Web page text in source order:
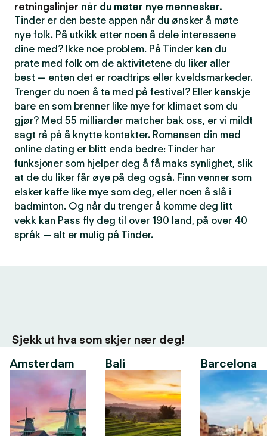
retningslinjer når du møter nye mennesker.
Tinder er den beste appen når du ønsker å møte
nye folk. På utkikk etter noen å dele interessene
dine med? Ikke noe problem. På Tinder kan du
prate med folk om de aktivitetene du liker aller
best — enten det er roadtrips eller kveldsmarkeder.
Trenger du noen å ta med på festival? Eller kanskje
bare en som brenner like mye for klimaet som du
gjør? Med 55 milliarder matcher bak oss, er vi mildt
sagt rå på å knytte kontakter. Romansen din med
online dating er blitt enda bedre: Tinder har
funksjoner som hjelper deg å få maks synlighet, slik
at de du liker får øye på deg også. Finn venner som
elsker kaffe like mye som deg, eller noen å slå i
badminton. Og når du trenger å komme deg litt
vekk kan Pass fly deg til over 190 land, på over 40
språk — alt er mulig på Tinder.
Sjekk ut hva som skjer nær deg!
Amsterdam
Bali Barcelona